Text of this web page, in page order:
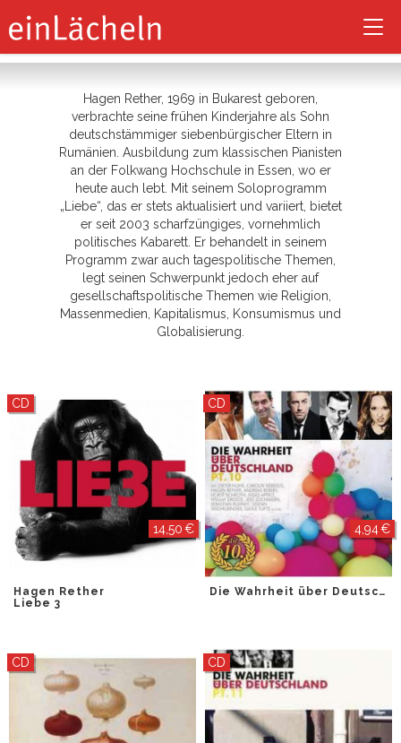
Hagen Rether
Hagen Rether, 1969 in Bukarest geboren,
verbrachte seine frühen Kinderjahre als Sohn
deutschstämmiger siebenbürgischer Eltern in
Rumänien. Ausbildung zum klassischen Pianisten
an der Folkwang Hochschule in Essen, wo er
heute auch lebt. Mit seinem Soloprogramm
„Liebe“, das er stets aktualisiert und variiert, bietet
er seit 2003 scharfzüngiges, vornehmlich
politisches Kabarett. Er behandelt in seinem
Programm zwar auch tagespolitische Themen,
legt seinen Schwerpunkt jedoch eher auf
gesellschaftspolitische Themen wie Religion,
Massenmedien, Kapitalismus, Konsumismus und
Globalisierung.
CD
14,50 €
Hagen Rether
Liebe 3
CD
4,94 €
Die Wahrheit über Deutschland Pt. 10
CD CD